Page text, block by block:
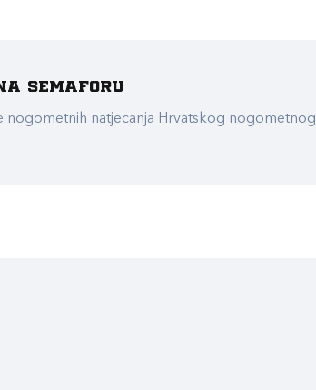
Semaforu
nogometnih natjecanja Hrvatskog nogometnog